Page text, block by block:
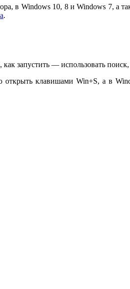
в Windows 10, 8 и Windows 7, а
.
запустить — использовать
клавишами Win+S, а в